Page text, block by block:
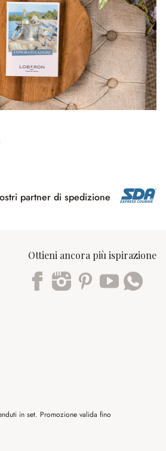
partner di spedizione
Ottieni ancora più ispirazione
in set. Promozione valida fino